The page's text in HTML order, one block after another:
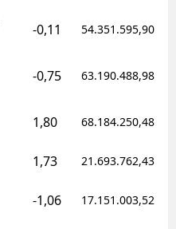
-0,11 54.351.595,90
-0,75 63.190.488,98
1,80 68.184.250,48
1,73 21.693.762,43
-1,06 17.151.003,52